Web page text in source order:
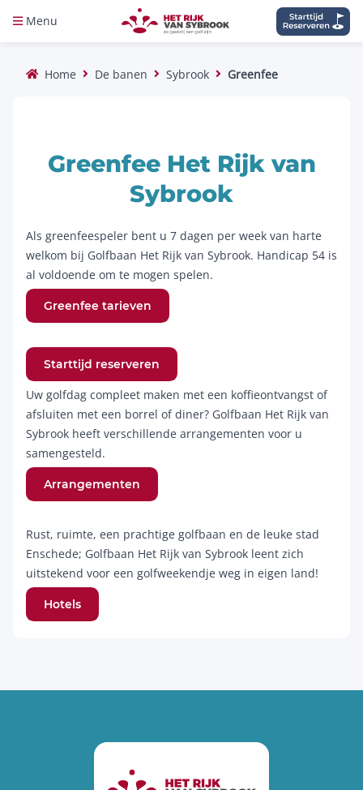
Menu
Home De banen Sybrook Greenfee
Greenfee Het Rijk van
Sybrook
Als greenfeespeler bent u 7 dagen per week van harte
welkom bij Golfbaan Het Rijk van Sybrook. Handicap 54 is
al voldoende om te mogen spelen.
Greenfee tarieven
Starttijd reserveren
Uw golfdag compleet maken met een koffieontvangst of
afsluiten met een borrel of diner? Golfbaan Het Rijk van
Sybrook heeft verschillende arrangementen voor u
samengesteld.
Arrangementen
Rust, ruimte, een prachtige golfbaan en de leuke stad
Enschede; Golfbaan Het Rijk van Sybrook leent zich
uitstekend voor een golfweekendje weg in eigen land!
Hotels